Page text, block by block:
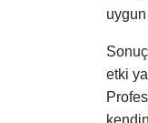
uygun
etki